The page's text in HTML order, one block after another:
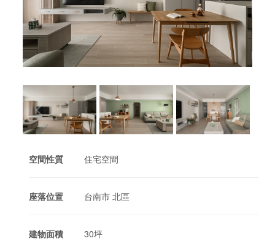
空間性質 住宅空間
座落位置 台南市 北區
建物面積 30坪